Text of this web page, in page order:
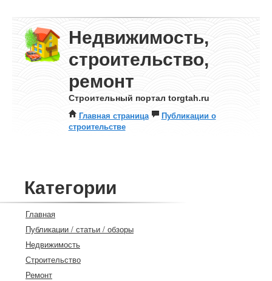
Недвижимость,
строительство,
ремонт
Строительный портал torgtah.ru
Главная страница
Публикации о
строительстве
Категории
Главная
Публикации / статьи / обзоры
Недвижимость
Строительство
Ремонт